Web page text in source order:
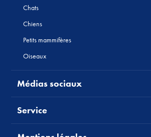
Chats
Chiens
Petits mammifères
Oiseaux
Médias sociaux
Service